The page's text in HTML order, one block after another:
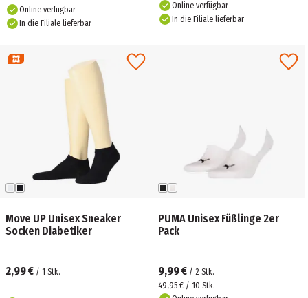
Online verfügbar
In die Filiale lieferbar
Online verfügbar
In die Filiale lieferbar
Move UP Unisex Sneaker
Socken Diabetiker
2,99 € / 1 Stk.
PUMA Unisex Füßlinge 2er
Pack
9,99 € / 2 Stk.
49,95 € / 10 Stk.